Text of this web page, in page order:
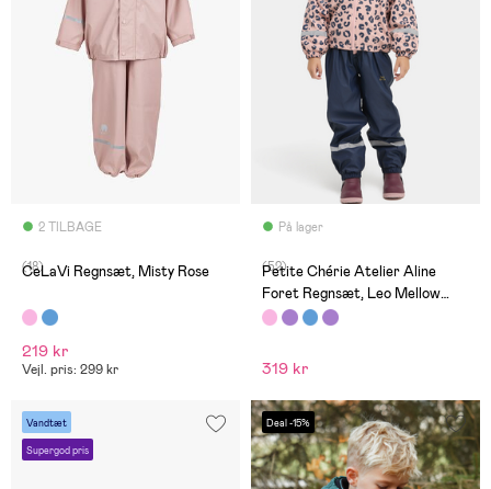
2 TILBAGE
(18)
CeLaVi Regnsæt, Misty Rose
219 kr
Vejl. pris: 299 kr
På lager
(52)
Petite Chérie Atelier Aline
Foret Regnsæt, Leo Mellow
Rose
319 kr
Vandtæt
Supergod pris
Deal -15%